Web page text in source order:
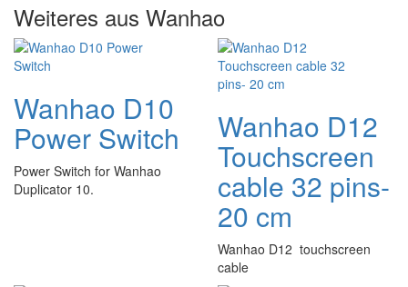
Weiteres aus Wanhao
Wanhao D10
Power Switch
Power Switch for Wanhao
Duplicator 10.
Wanhao D12
Touchscreen
cable 32 pins-
20 cm
Wanhao D12 touchscreen
cable